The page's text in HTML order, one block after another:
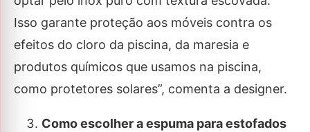
Isso garante proteção aos móveis contra os
efeitos do cloro da piscina, da maresia e
produtos químicos que usamos na piscina,
como protetores solares”, comenta a designer.
Como escolher a espuma para estofados